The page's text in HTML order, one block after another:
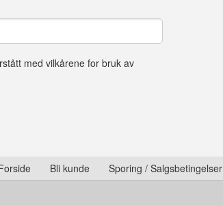
med vilkårene for bruk av
Bli kunde Sporing / Salgsbetingelser